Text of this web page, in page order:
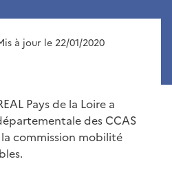
à jour le 22/01/2020
Pays de la Loire a
des CCAS
commission mobilité